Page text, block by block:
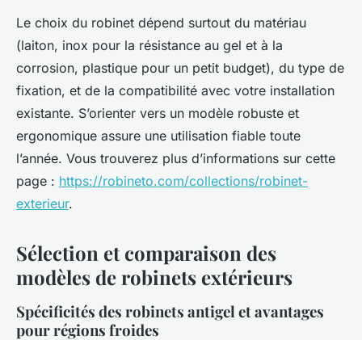
Le choix du robinet dépend surtout du matériau
(laiton, inox pour la résistance au gel et à la
corrosion, plastique pour un petit budget), du type de
fixation, et de la compatibilité avec votre installation
existante. S’orienter vers un modèle robuste et
ergonomique assure une utilisation fiable toute
l’année. Vous trouverez plus d’informations sur cette
page : https://robineto.com/collections/robinet-
exterieur.
Sélection et comparaison des
modèles de robinets extérieurs
Spécificités des robinets antigel et avantages
pour régions froides